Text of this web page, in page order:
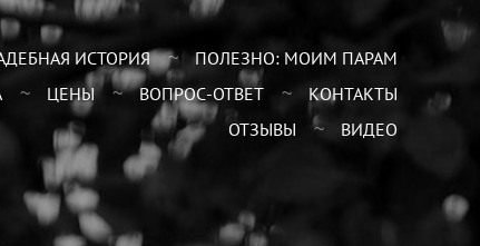
ИСТОРИЯ
ПОЛЕЗНО: МОИМ ПАРАМ
ЦЕНЫ ВОПРОС-ОТВЕТ
КОНТАКТЫ
ОТЗЫВЫ
ВИДЕО